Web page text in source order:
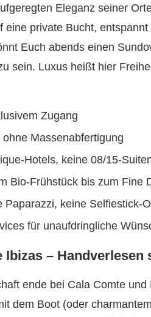
Eleganz seiner
eine private Bucht,
Euch abends einen
sein. Luxus heißt hier
Zugang
Massenabfertigung
Hotels, keine 08/15-
Bio-Frühstück bis zum Fine
Paparazzi, keine Selfiestick-
für unaufdringliche
– Handverlesen
ende bei Cala Comte und
dem Boot (oder